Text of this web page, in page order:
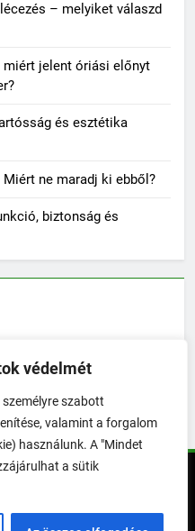
védelmét
szabott
valamint a forgalom
használunk. A "Mindet
a sütik
– melyiket válaszd
miért jelent óriási előnyt
és esztétika
ne maradj ki ebből?
biztonság és
| 2026. Powered By